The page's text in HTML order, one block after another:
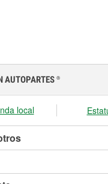
AUTOPARTES ®
local